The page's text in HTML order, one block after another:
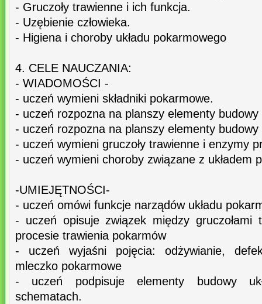
- Gruczoły trawienne i ich funkcja.
- Uzębienie człowieka.
- Higiena i choroby układu pokarmowego
4. CELE NAUCZANIA:
- WIADOMOŚCI -
- uczeń wymieni składniki pokarmowe.
- uczeń rozpozna na planszy elementy budowy
- uczeń rozpozna na planszy elementy budowy
- uczeń wymieni gruczoły trawienne i enzymy
- uczeń wymieni choroby związane z układem
-UMIEJĘTNOŚCI-
- uczeń omówi funkcje narządów układu
- uczeń opisuje związek między
procesie trawienia pokarmów
- uczeń wyjaśni pojęcia: odżywianie,
mleczko pokarmowe
- uczeń podpisuje elementy budowy
schematach.